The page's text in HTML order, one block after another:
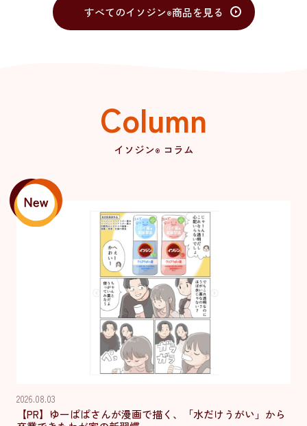
すべてのイソジン®商品を見る
Column
イソジン® コラム
2026.08.03
【PR】ゆーぱぱさんが漫画で描く、「水だけうがい」から